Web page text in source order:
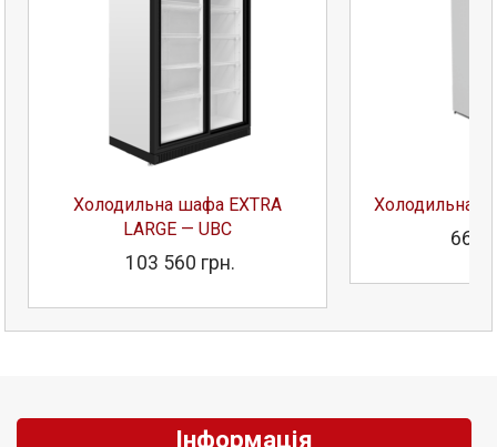
Холодильна шафа EXTRA
LARGE — UBC
103 560 грн.
Холодильна
66
Інформація